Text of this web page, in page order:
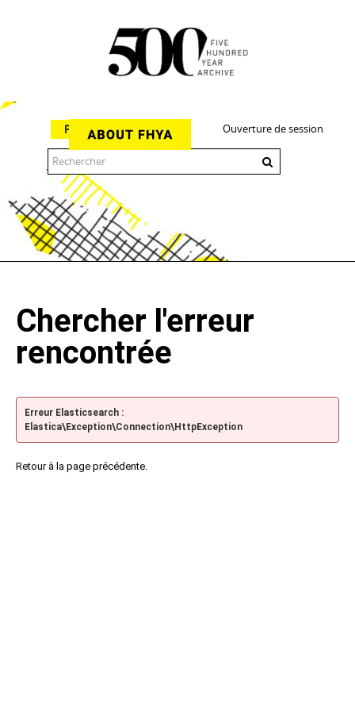
Ouverture de session
Parcourir
Chercher l'erreur
rencontrée
Erreur Elasticsearch :
Elastica\Exception\Connection\HttpException
Retour à la page précédente.